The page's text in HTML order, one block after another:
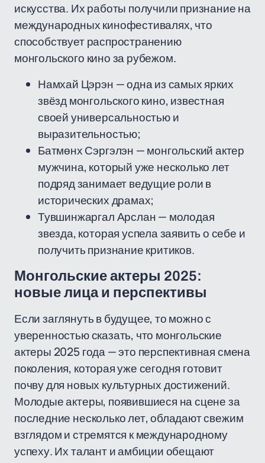
искусства. Их работы получили признание на
международных кинофестивалях, что
способствует распространению
монгольского кино за рубежом.
Намхай Цэрэн — одна из самых ярких
звёзд монгольского кино, известная
своей универсальностью и
выразительностью;
Батмөнх Сэргэлэн — монгольский актер
мужчина, который уже несколько лет
подряд занимает ведущие роли в
исторических драмах;
Тувшинжаргал Арслан — молодая
звезда, которая успела заявить о себе и
получить признание критиков.
Монгольские актеры 2025:
новые лица и перспективы
Если заглянуть в будущее, то можно с
уверенностью сказать, что монгольские
актеры 2025 года — это перспективная смена
поколения, которая уже сегодня готовит
почву для новых культурных достижений.
Молодые актеры, появившиеся на сцене за
последние несколько лет, обладают свежим
взглядом и стремятся к международному
успеху. Их талант и амбиции обещают